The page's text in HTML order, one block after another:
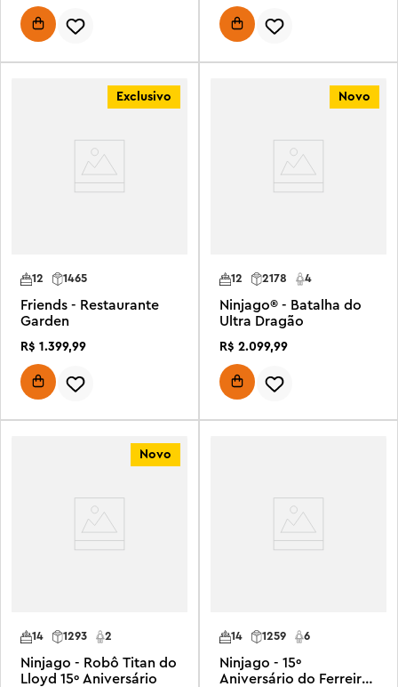
Exclusivo
12 1465
Friends - Restaurante
Garden
R$ 1 .399,99
Novo
4
2178
12
Ninjago® - Batalha do
Ultra Dragão
R$ 2.099,99
Novo
1293
14 2
Ninjago - Robô Titan do
Lloyd 15º Aniversário
6
14 1259
Ninjago - 15º
Aniversário do Ferreiro